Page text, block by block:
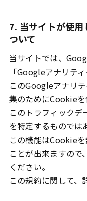
7. 当サイトが使
ついて
当サイトでは、
「Googleアナリテ
このGoogleアナリ
集のためにCookieを
このトラフィックデ
を特定するものでは
この機能はCookie
ことが出来ますので
ください。
この規約に関して、